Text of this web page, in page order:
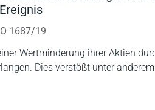
1687/19
Wertminderung ihrer Aktien
Dies verstößt unter